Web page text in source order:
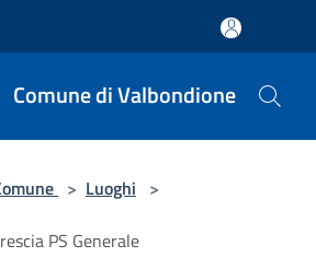
Comune di Valbondione
> Luoghi >
PS Generale